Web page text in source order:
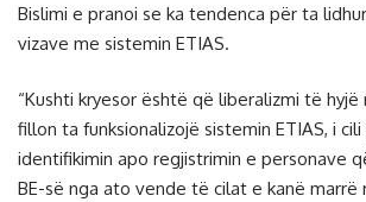
Bislimi e pranoi se ka tendenca për ta
vizave me sistemin ETIAS.
“Kushti kryesor është që liberalizmi të hyjë
fillon ta funksionalizojë sistemin ETIAS, i
identifikimin apo regjistrimin e personave
BE-së nga ato vende të cilat e kanë marrë